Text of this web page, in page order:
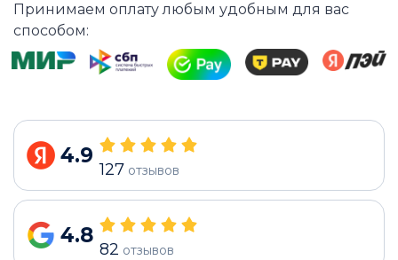
Принимаем оплату любым удобным для вас
способом:
4.9
127 отзывов
4.8
82 отзывов